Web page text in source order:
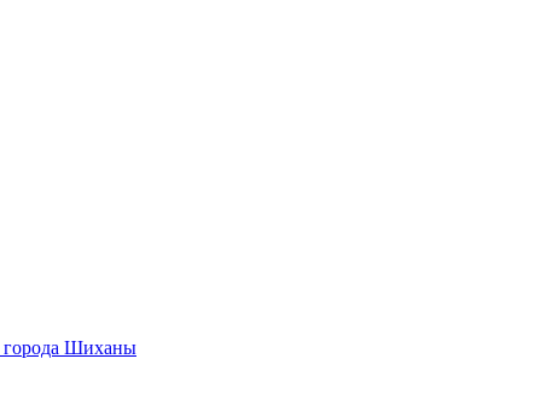
города Шиханы